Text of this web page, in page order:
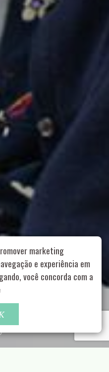
São Paulo – SP
marketing
e experiência em
você concorda com a